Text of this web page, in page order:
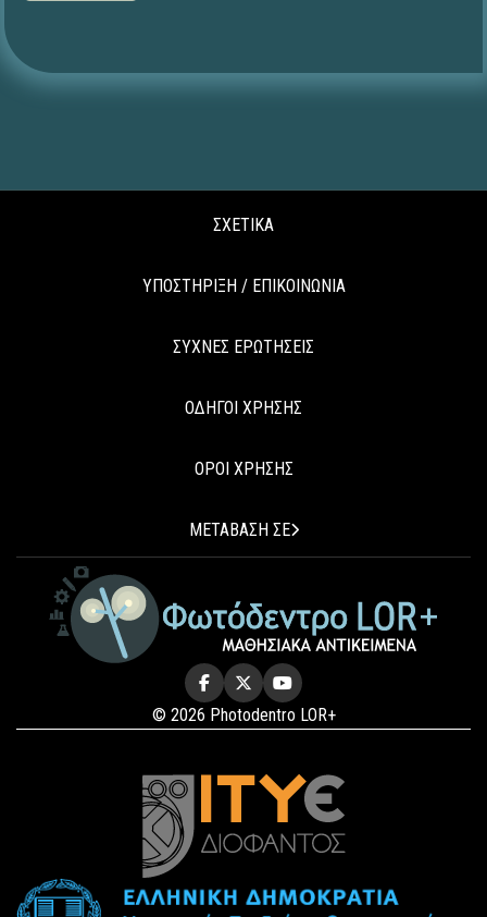
ΣΧΕΤΙΚΑ
ΥΠΟΣΤΗΡΙΞΗ / ΕΠΙΚΟΙΝΩΝΙΑ
ΣΥΧΝΕΣ ΕΡΩΤΗΣΕΙΣ
ΟΔΗΓΟΙ ΧΡΗΣΗΣ
ΟΡΟΙ ΧΡΗΣΗΣ
ΜΕΤΑΒΑΣΗ ΣΕ
© 2026 Photodentro LOR+